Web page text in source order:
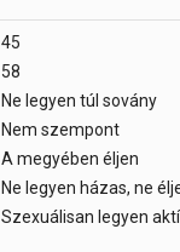
45
58
Ne legyen túl sovány
Nem szempont
A megyében éljen
Ne legyen házas, ne
Szexuálisan legyen